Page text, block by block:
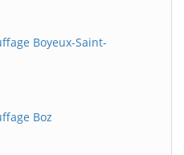
Boyeux-Saint-
Boz